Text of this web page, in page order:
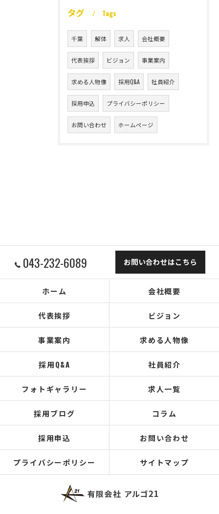
タグ Tags
千葉 解体 求人 会社概要
代表挨拶 ビジョン 事業案内
求める人物像 採用Q&A 社員紹介
採用申込 プライバシーポリシー
お問い合わせ ホームページ
043-232-6089 お問い合わせはこちら
ホーム 会社概要
代表挨拶 ビジョン
事業案内 求める人物像
採用Q&A 社員紹介
フォトギャラリー 求人一覧
採用ブログ コラム
採用申込 お問い合わせ
プライバシーポリシー サイトマップ